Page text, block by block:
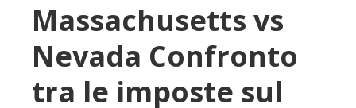
Massachusetts vs
Nevada Confronto
tra le imposte sul